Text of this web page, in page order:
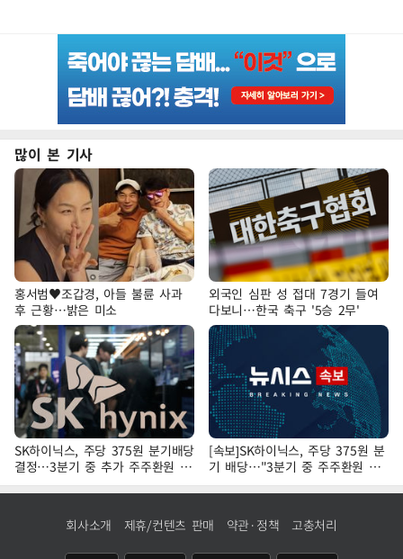
많이 본 기사
홍서범♥조갑경, 아들 불륜 사과
후 근황…밝은 미소
외국인 심판 성 접대 7경기 들여
다보니…한국 축구 '5승 2무'
SK하이닉스, 주당 375원 분기배당
결정…3분기 중 추가 주주환원 발
표
[속보]SK하이닉스, 주당 375원 분
기 배당…"3분기 중 주주환원 방
안 확정"
회사소개 제휴/컨텐츠 판매 약관·정책 고충처리